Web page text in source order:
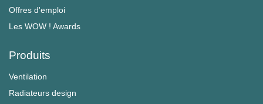
Offres d'emploi
Les WOW ! Awards
Produits
Ventilation
Radiateurs design